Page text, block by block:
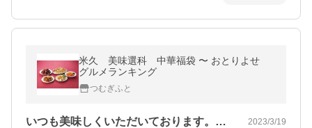
米久 美味選科 中華福袋 〜 おとりよせ
グルメランキング
つむぎふと
いつも美味しくいただいております。どれ… 2023/3/19